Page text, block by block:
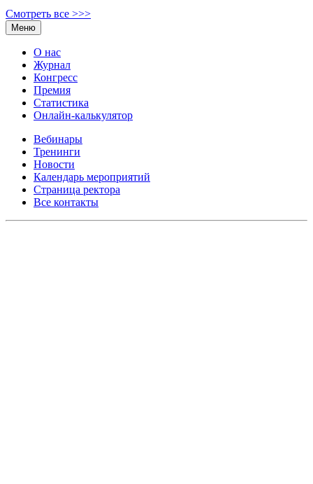
Смотреть все >>>
Меню
О нас
Журнал
Конгресс
Премия
Статистика
Онлайн-калькулятор
Вебинары
Тренинги
Новости
Календарь мероприятий
Страница ректора
Все контакты